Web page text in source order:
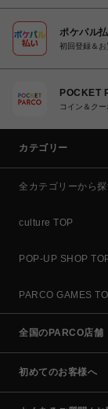
ポケパル
初回登録＆
POCKET
コイン＆ク
カテゴリー
全カテゴリーから探
culture TOP
POP-UP SHOP
PARCO GAMES
全国のPARCO店舗
初めてのお客様へ